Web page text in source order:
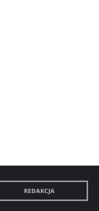
REDAKCJA